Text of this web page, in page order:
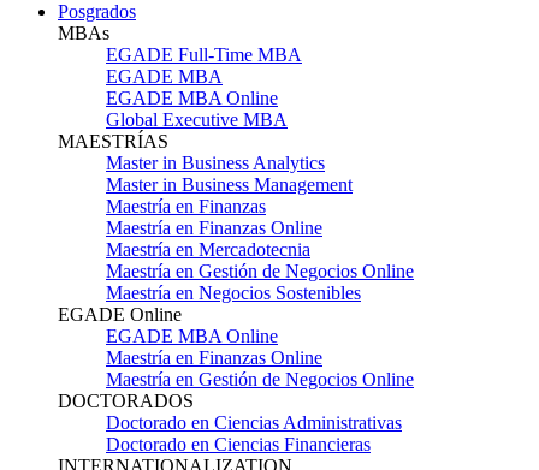
Posgrados
MBAs
EGADE Full-Time MBA
EGADE MBA
EGADE MBA Online
Global Executive MBA
MAESTRÍAS
Master in Business Analytics
Master in Business Management
Maestría en Finanzas
Maestría en Finanzas Online
Maestría en Mercadotecnia
Maestría en Gestión de Negocios Online
Maestría en Negocios Sostenibles
EGADE Online
EGADE MBA Online
Maestría en Finanzas Online
Maestría en Gestión de Negocios Online
DOCTORADOS
Doctorado en Ciencias Administrativas
Doctorado en Ciencias Financieras
INTERNATIONALIZATION